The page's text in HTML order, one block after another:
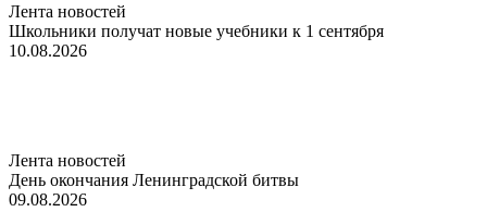
Лента новостей
Школьники получат новые учебники к 1 сентября
10.08.2026
Лента новостей
День окончания Ленинградской битвы
09.08.2026